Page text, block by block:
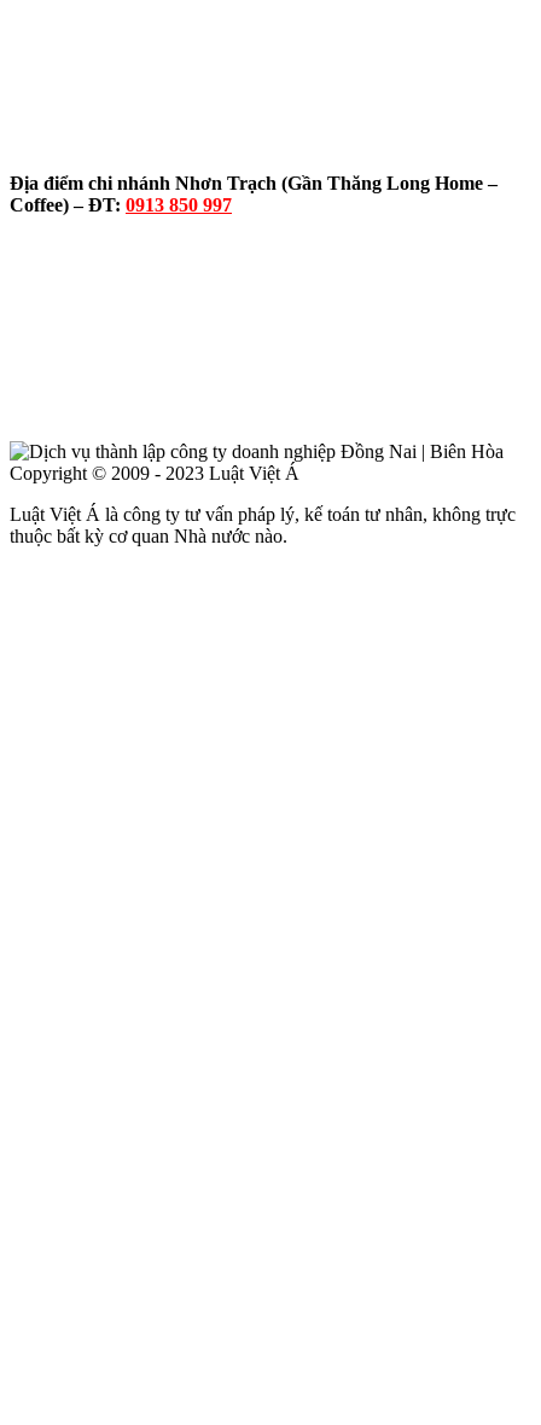
Địa điểm chi nhánh Nhơn Trạch (Gần Thăng Long Home –
Coffee) – ĐT: 0913 850 997
Copyright © 2009 - 2023 Luật Việt Á
Luật Việt Á là công ty tư vấn pháp lý, kế toán tư nhân, không trực
thuộc bất kỳ cơ quan Nhà nước nào.